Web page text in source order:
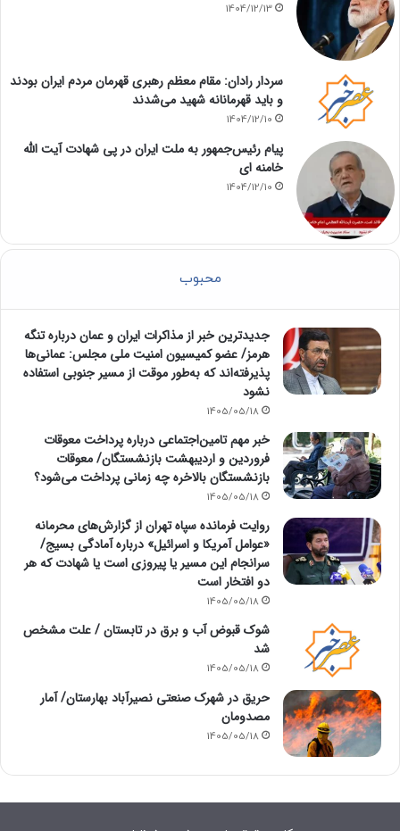
1404/12/13
سردار رادان: مقام معظم رهبری قهرمان مردم ایران بودند
و باید قهرمانانه شهید می‌شدند
1404/12/10
پیام رئیس‌جمهور به ملت ایران در پی شهادت آیت الله
خامنه ای
1404/12/10
محبوب
جدیدترین خبر از مذاکرات ایران و عمان درباره تنگه
هرمز/ عضو کمیسیون امنیت ملی مجلس: عمانی‌ها
پذیرفته‌اند که به‌طور موقت از مسیر جنوبی استفاده
نشود
1405/05/18
خبر مهم تامین‌اجتماعی درباره پرداخت معوقات
فروردین و اردیبهشت بازنشستگان/ معوقات
بازنشستگان بالاخره چه زمانی پرداخت می‌شود؟
1405/05/18
روایت فرمانده سپاه تهران از گزارش‌های محرمانه
«عوامل آمریکا و اسرائیل» درباره آمادگی بسیج/
سرانجام این مسیر یا پیروزی است یا شهادت که هر
دو افتخار است
1405/05/18
شوک قبوض آب و برق در تابستان / علت مشخص
شد
1405/05/18
حریق در شهرک صنعتی نصیرآباد بهارستان/ آمار
مصدومان
1405/05/18